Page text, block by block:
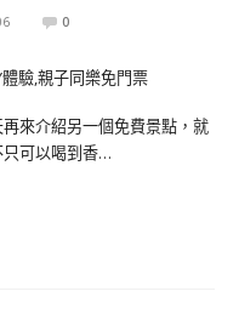
0
來介紹另一個免費景點，就
只可以喝到香…